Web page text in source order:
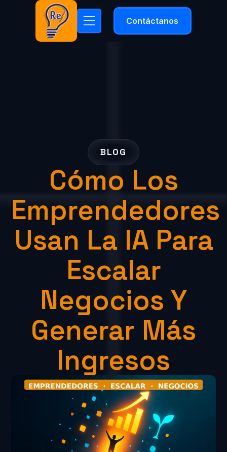
Contáctanos
BLOG
Cómo Los
Emprendedores
Usan La IA Para
Escalar
Negocios Y
Generar Más
Ingresos